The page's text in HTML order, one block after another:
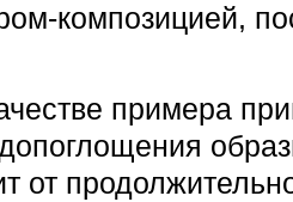
композицией,
примера
от